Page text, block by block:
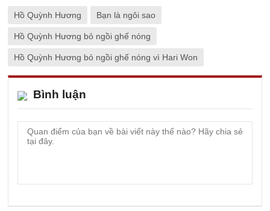
Hồ Quỳnh Hương Bạn là ngôi sao
Hồ Quỳnh Hương bỏ ngồi ghế nóng
Hồ Quỳnh Hương bỏ ngồi ghế nóng vì Hari Won
Bình luận